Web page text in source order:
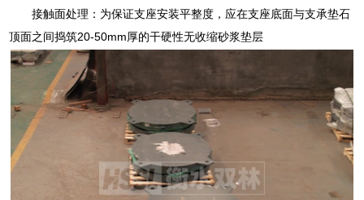
接触面处理：为保证支座安装平整度，应在支座底面与支承垫石
顶面之间捣筑20-50mm厚的干硬性无收缩砂浆垫层